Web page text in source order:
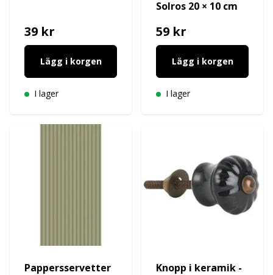
39 kr
Lägg i korgen
I lager
Solros 20 × 10 cm
59 kr
Lägg i korgen
I lager
Pappersservetter
Knopp i keramik -